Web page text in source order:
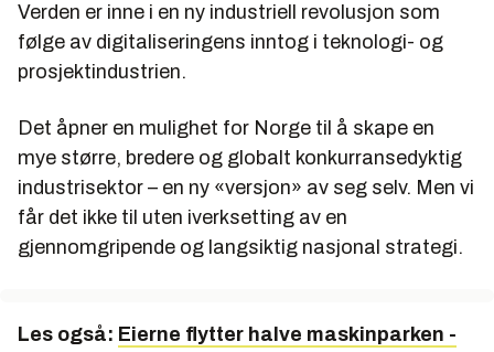
Verden er inne i en ny industriell revolusjon som
følge av digitaliseringens inntog i teknologi- og
prosjektindustrien.
Det åpner en mulighet for Norge til å skape en
mye større, bredere og globalt konkurransedyktig
industrisektor – en ny «versjon» av seg selv. Men vi
får det ikke til uten iverksetting av en
gjennomgripende og langsiktig nasjonal strategi.
Les også: Eierne flytter halve maskinparken -